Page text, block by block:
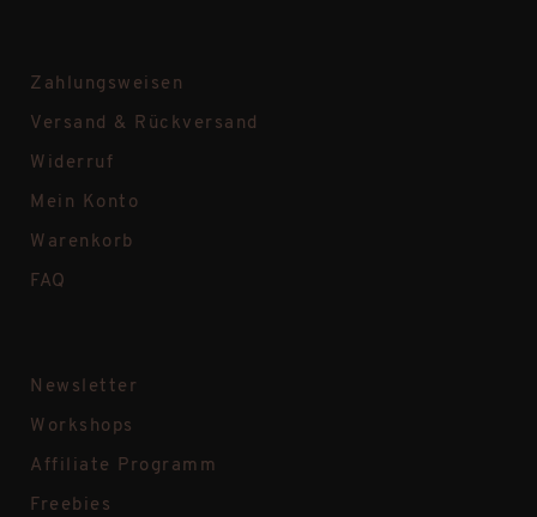
Zahlungsweisen
Versand & Rückversand
Widerruf
Mein Konto
Warenkorb
FAQ
Newsletter
Workshops
Affiliate Programm
Freebies